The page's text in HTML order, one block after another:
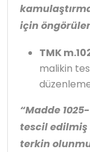
için
TMK
malikin
“Madde
tescil
terkin